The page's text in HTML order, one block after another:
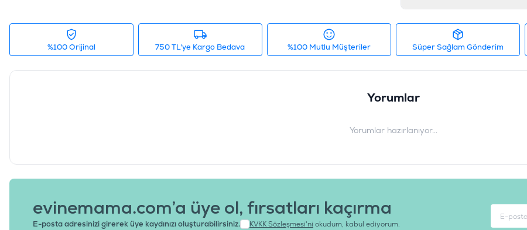
Tedarikçi Ürün Kodu
%100 Orijinal 750 TL'ye Kargo Bedava %100 Mutlu Müşteriler Süper Sağlam Gönderim
Yorumlar
Yorumlar hazırlanıyor...
evinemama.com’a üye ol, fırsatları kaçırma
E-posta adresinizi girerek üye kaydınızı oluşturabilirsiniz. KVKK Sözleşmesi'ni okudum, kabul ediyorum.